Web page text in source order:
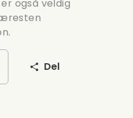
også veldig
Del